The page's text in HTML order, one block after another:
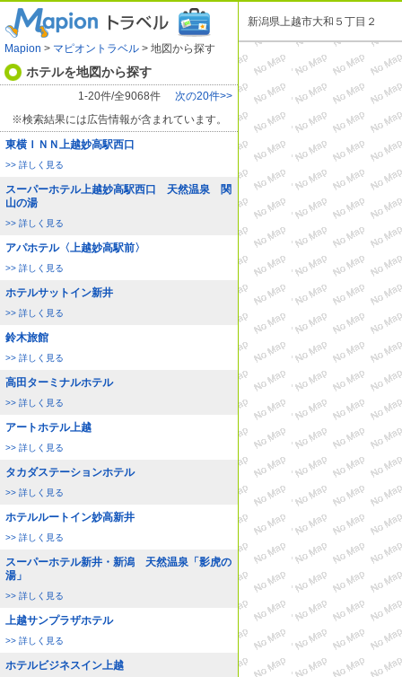
Mapion > マピオントラベル > 地図から探す
ホテルを地図から探す
1-20件/全9068件
次の20件>>
※検索結果には広告情報が含まれています。
東横ＩＮＮ上越妙高駅西口
>> 詳しく見る
スーパーホテル上越妙高駅西口 天然温泉 関
山の湯
>> 詳しく見る
アパホテル〈上越妙高駅前〉
>> 詳しく見る
ホテルサットイン新井
>> 詳しく見る
鈴木旅館
>> 詳しく見る
高田ターミナルホテル
>> 詳しく見る
アートホテル上越
>> 詳しく見る
タカダステーションホテル
>> 詳しく見る
ホテルルートイン妙高新井
>> 詳しく見る
スーパーホテル新井・新潟 天然温泉「影虎の
湯」
>> 詳しく見る
上越サンプラザホテル
>> 詳しく見る
ホテルビジネスイン上越
新潟県上越市大和５丁目２